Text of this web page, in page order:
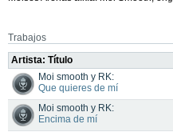
Trabajos
Artista: Título
Moi smooth y RK:
Que quieres de mí
Moi smooth y RK:
Encima de mí